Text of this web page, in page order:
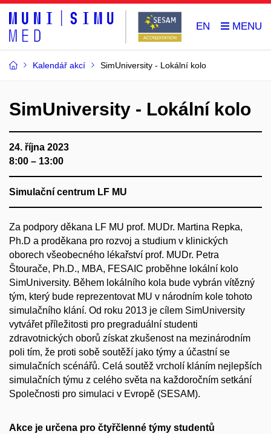
EN
Kalendář akcí SimUniversity - Lokální kolo
SimUniversity - Lokální kolo
24. října 2023
8:00 – 13:00
Simulační centrum LF MU
Za podpory děkana LF MU prof. MUDr. Martina Repka,
Ph.D a proděkana pro rozvoj a studium v klinických
oborech všeobecného lékařství prof. MUDr. Petra
Štourače, Ph.D., MBA, FESAIC proběhne lokální kolo
SimUniversity. Během lokálního kola bude vybrán vítězný
tým, který bude reprezentovat MU v národním kole tohoto
simulačního klání. Od roku 2013 je cílem SimUniversity
vytvářet příležitosti pro pregraduální studenti
zdravotnických oborů získat zkušenost na mezinárodním
poli tím, že proti sobě soutěží jako týmy a účastní se
simulačních scénářů. Celá soutěž vrcholí kláním nejlepších
simulačních týmu z celého světa na každoročním setkání
Společnosti pro simulaci v Evropě (SESAM).
Akce je určena pro čtyřčlenné týmy studentů